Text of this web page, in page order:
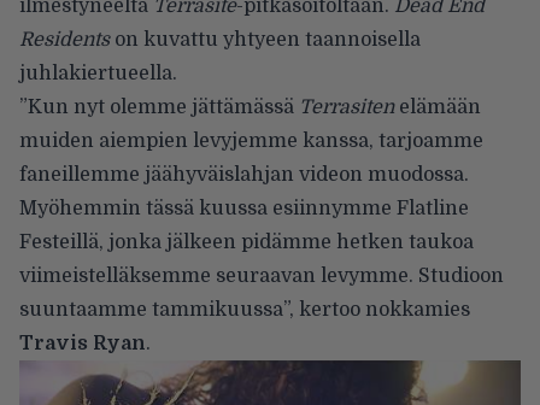
ilmestyneeltä Terrasite-pitkäsoitoltaan. Dead End
Residentson kuvattu yhtyeen taannoisella
juhlakiertueella.
”Kun nyt olemme jättämässä Terrasitenelämään
muiden aiempien levyjemme kanssa, tarjoamme
faneillemme jäähyväislahjan videon muodossa.
Myöhemmin tässä kuussa esiinnymme Flatline
Festeillä, jonka jälkeen pidämme hetken taukoa
viimeistelläksemme seuraavan levymme. Studioon
suuntaamme tammikuussa”, kertoo nokkamies
Travis Ryan.